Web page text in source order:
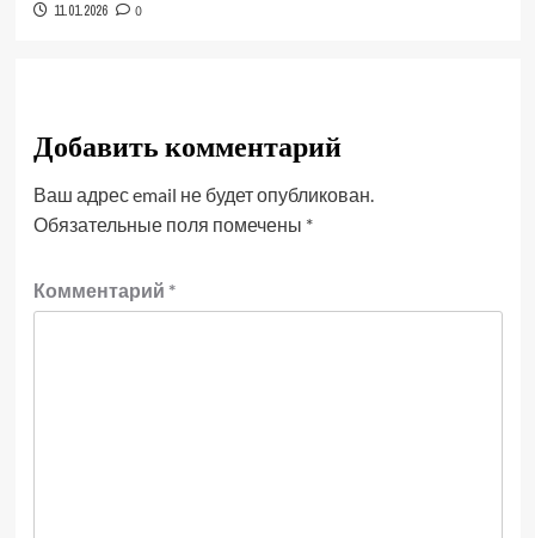
11.01.2026 0
Добавить комментарий
Ваш адрес email не будет опубликован.
Обязательные поля помечены *
Комментарий *